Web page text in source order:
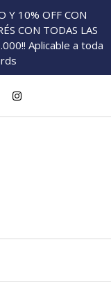
Y 10% OFF CON
CON TODAS LAS
Aplicable a toda